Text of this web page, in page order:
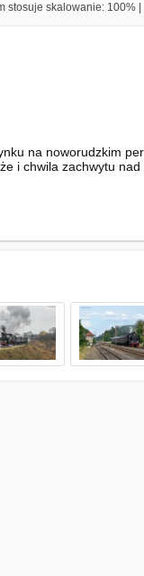
stosuje skalowanie: 100%
na noworudzkim
i chwila zachwytu